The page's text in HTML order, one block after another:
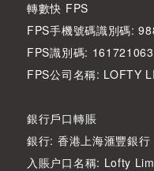
轉數快 FPS
FPS手機號碼識別碼:
FPS識別碼: 161721063
FPS公司名稱: LOFTY
銀行戶口轉賬
銀行: 香港上海滙豐銀行
入賬户口名稱: Lofty